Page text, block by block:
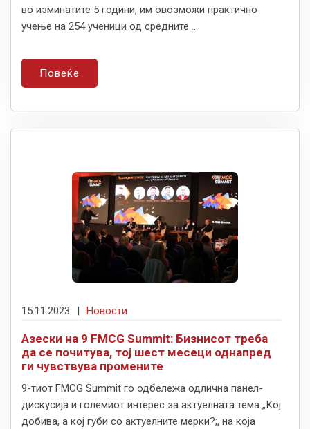
во изминатите 5 години, им овозможи практично
учење на 254 ученици од средните ...
Повеќе
15.11.2023 | Новости
Азески на 9 FMCG Summit: Бизнисот треба
да се почитува, тој шест месеци однапред
ги чувствува промените
9-тиот FMCG Summit го одбележа одлична панел-
дискусија и големиот интерес за актуелната тема „Кој
добива, а кој губи со актуелните мерки?;, на која